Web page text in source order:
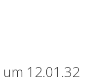
12.01.32